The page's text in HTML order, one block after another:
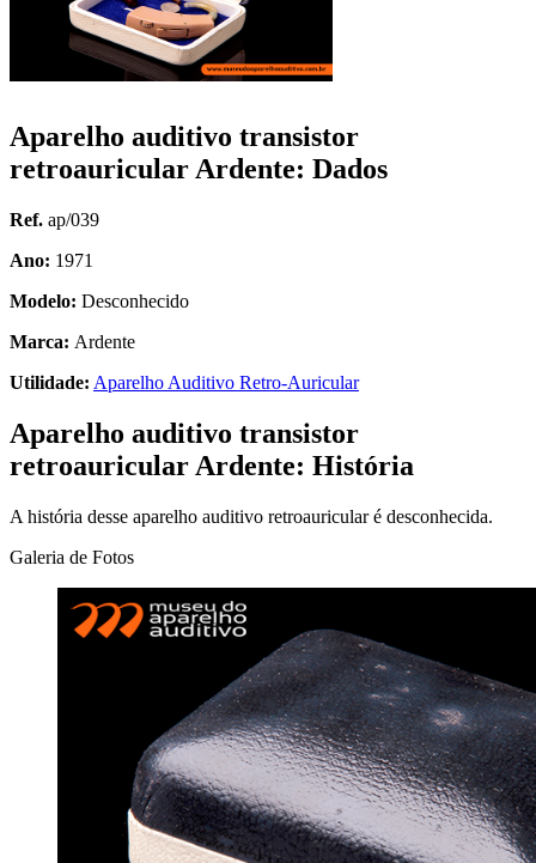
Aparelho auditivo transistor
retroauricular Ardente: Dados
Ref. ap/039
Ano: 1971
Modelo: Desconhecido
Marca: Ardente
Utilidade: Aparelho Auditivo Retro-Auricular
Aparelho auditivo transistor
retroauricular Ardente: História
A história desse aparelho auditivo retroauricular é desconhecida.
Galeria de Fotos